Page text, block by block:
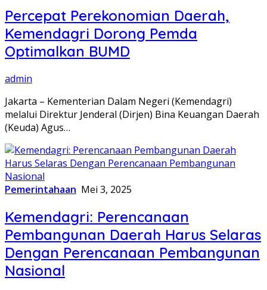
Percepat Perekonomian Daerah,
Kemendagri Dorong Pemda
Optimalkan BUMD
admin
Jakarta – Kementerian Dalam Negeri (Kemendagri)
melalui Direktur Jenderal (Dirjen) Bina Keuangan Daerah
(Keuda) Agus…
Pemerintahaan Mei 3, 2025
Kemendagri: Perencanaan
Pembangunan Daerah Harus Selaras
Dengan Perencanaan Pembangunan
Nasional